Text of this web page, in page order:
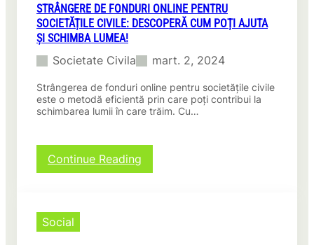
pentru
Organizațiile
STRÂNGERE DE FONDURI ONLINE PENTRU
SOCIETĂȚILE CIVILE: DESCOPERĂ CUM POȚI AJUTA
ȘI SCHIMBA LUMEA!
Societate Civila mart. 2, 2024
Strângerea de fonduri online pentru societățile civile
este o metodă eficientă prin care poți contribui la
schimbarea lumii în care trăim. Cu…
Continue Reading
Strângere
Social